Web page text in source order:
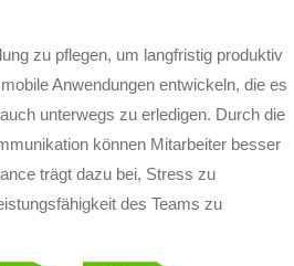
zu pflegen, um langfristig produktiv
Anwendungen entwickeln, die es
unterwegs zu erledigen. Durch die
können Mitarbeiter besser
trägt dazu bei, Stress zu
des Teams zu